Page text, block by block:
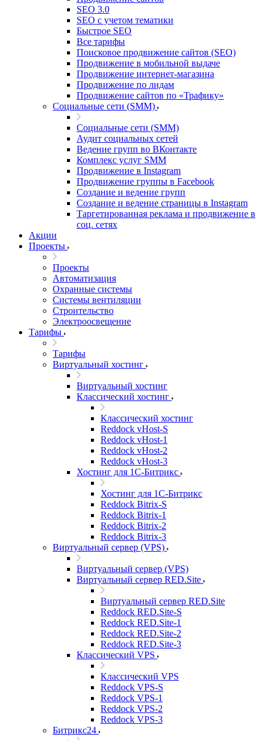
SEO 3.0
SEO с учетом тематики
Быстрое SEO
Все тарифы
Поисковое продвижение сайтов (SEO)
Продвижение в мобильной выдаче
Продвижение интернет-магазина
Продвижение по лидам
Продвижение сайтов по «Трафику»
Социальные сети (SMM)
Социальные сети (SMM)
Аудит социальных сетей
Ведение групп во ВКонтакте
Комплекс услуг SMM
Продвижение в Instagram
Продвижение группы в Facebook
Создание и ведение групп
Создание и ведение страницы в Instagram
Таргетированная реклама и продвижение в
соц. сетях
Акции
Проекты
Проекты
Автоматизация
Охранные системы
Системы вентиляции
Строительство
Электроосвещение
Тарифы
Тарифы
Виртуальный хостинг
Виртуальный хостинг
Классический хостинг
Классический хостинг
Reddock vHost-S
Reddock vHost-1
Reddock vHost-2
Reddock vHost-3
Хостинг для 1С-Битрикс
Хостинг для 1С-Битрикс
Reddock Bitrix-S
Reddock Bitrix-1
Reddock Bitrix-2
Reddock Bitrix-3
Виртуальный сервер (VPS)
Виртуальный сервер (VPS)
Виртуальный сервер RED.Site
Виртуальный сервер RED.Site
Reddock RED.Site-S
Reddock RED.Site-1
Reddock RED.Site-2
Reddock RED.Site-3
Классический VPS
Классический VPS
Reddock VPS-S
Reddock VPS-1
Reddock VPS-2
Reddock VPS-3
Битрикс24